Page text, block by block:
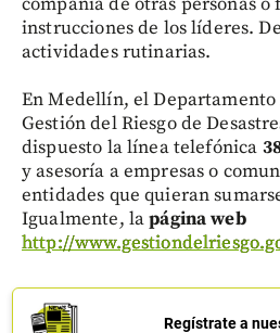
instrucciones de los líderes.
actividades rutinarias.
En Medellín, el
Gestión del Riesgo de
dispuesto la línea telefónica
y asesoría a empresas o
entidades que quieran
Igualmente, lapágina web
http://
Regístrate a